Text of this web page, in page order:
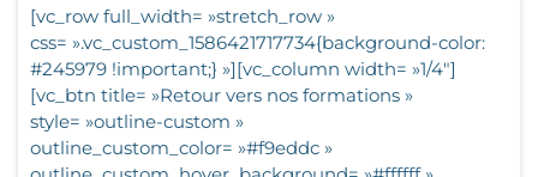
[vc_row full_width= »stretch_row »
css= ».vc_custom_1586421717734{background-color:
#245979 !important;} »][vc_column width= »1/4″]
[vc_btn title= »Retour vers nos formations »
style= »outline-custom »
outline_custom_color= »#f9eddc »